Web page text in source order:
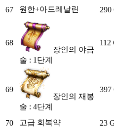
67 원한+아드레날린 290
68
장인의 야금
술 : 1단계
112
69
장인의 재봉
술 : 4단계
397
70 고급 회복약 23